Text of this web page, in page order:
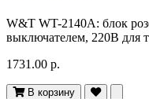
W&T WT-2140A: блок
выключателем, 220В для
1731.00 р.
В корзину